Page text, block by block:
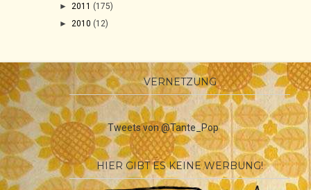
► 2011 (175)
► 2010 (12)
VERNETZUNG
Tweets von @Tante_Pop
HIER GIBT ES KEINE WERBUNG!